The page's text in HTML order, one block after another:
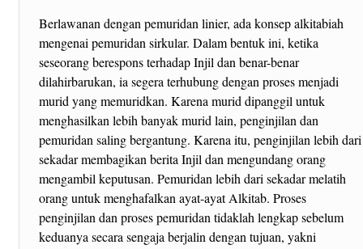
Berlawanan dengan pemuridan linier, ada konsep alkitabiah
mengenai pemuridan sirkular. Dalam bentuk ini, ketika
seseorang berespons terhadap Injil dan benar-benar
dilahirbarukan, ia segera terhubung dengan proses menjadi
murid yang memuridkan. Karena murid dipanggil untuk
menghasilkan lebih banyak murid lain, penginjilan dan
pemuridan saling bergantung. Karena itu, penginjilan lebih dari
sekadar membagikan berita Injil dan mengundang orang
mengambil keputusan. Pemuridan lebih dari sekadar melatih
orang untuk menghafalkan ayat-ayat Alkitab. Proses
penginjilan dan proses pemuridan tidaklah lengkap sebelum
keduanya secara sengaja berjalin dengan tujuan, yakni